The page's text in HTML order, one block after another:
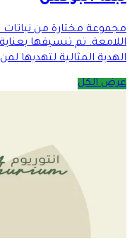
مجموعة مختارة من نباتات
اللامعة. تم تنسيقها
الهدية المثالية لتهديها
عرض الكل